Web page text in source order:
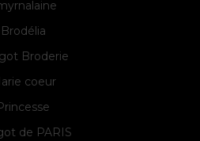
Brodélia
Broderie
coeur
de PARIS